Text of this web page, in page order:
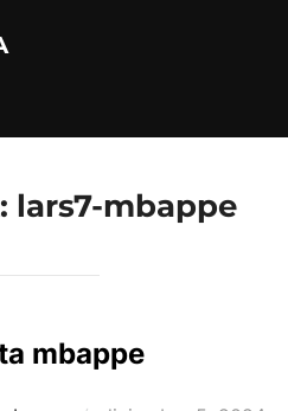
lars7-mbappe
mbappe